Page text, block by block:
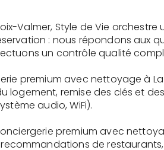
Valmer, Style de Vie
: nous répondons aux
un contrôle qualité
premium avec nettoyage à
logement, remise des clés et
audio, WiFi).
premium avec
de